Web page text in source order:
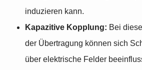
induzieren kann.
Kapazitive Kopplung: Bei
der Übertragung können sich
über elektrische Felder